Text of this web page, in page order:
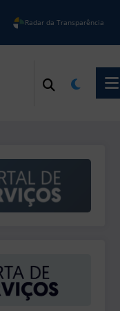
Radar da Transparência